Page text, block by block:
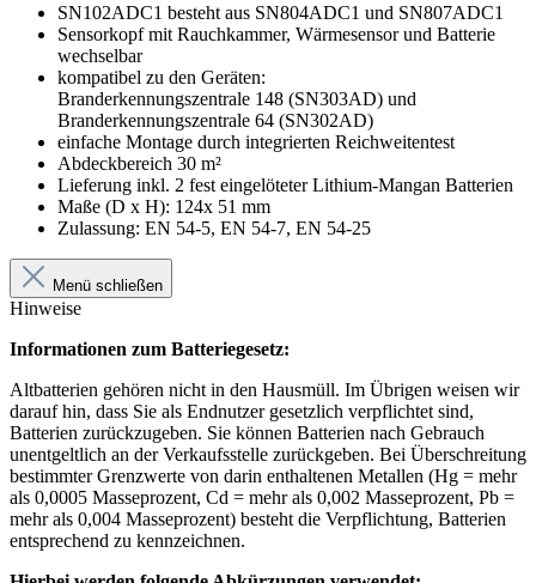
SN102ADC1 besteht aus SN804ADC1 und SN807ADC1
Sensorkopf mit Rauchkammer, Wärmesensor und Batterie
wechselbar
kompatibel zu den Geräten:
Branderkennungszentrale 148 (SN303AD) und
Branderkennungszentrale 64 (SN302AD)
einfache Montage durch integrierten Reichweitentest
Abdeckbereich 30 m²
Lieferung inkl. 2 fest eingelöteter Lithium-Mangan Batterien
Maße (D x H): 124x 51 mm
Zulassung: EN 54-5, EN 54-7, EN 54-25
Menü schließen
Hinweise
Informationen zum Batteriegesetz:
Altbatterien gehören nicht in den Hausmüll. Im Übrigen weisen wir
darauf hin, dass Sie als Endnutzer gesetzlich verpflichtet sind,
Batterien zurückzugeben. Sie können Batterien nach Gebrauch
unentgeltlich an der Verkaufsstelle zurückgeben. Bei Überschreitung
bestimmter Grenzwerte von darin enthaltenen Metallen (Hg = mehr
als 0,0005 Masseprozent, Cd = mehr als 0,002 Masseprozent, Pb =
mehr als 0,004 Masseprozent) besteht die Verpflichtung, Batterien
entsprechend zu kennzeichnen.